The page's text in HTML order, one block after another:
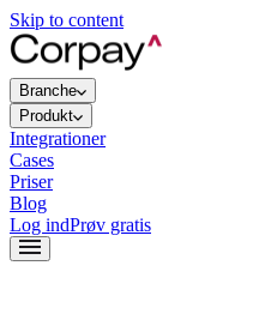
Skip to content
Branche
Produkt
Integrationer
Cases
Priser
Blog
Log indPrøv gratis